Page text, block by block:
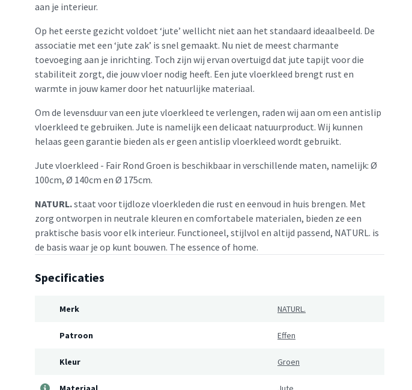
aan je interieur.
Op het eerste gezicht voldoet ‘jute’ wellicht niet aan het standaard ideaalbeeld. De
associatie met een ‘jute zak’ is snel gemaakt. Nu niet de meest charmante
toevoeging aan je inrichting. Toch zijn wij ervan overtuigd dat jute tapijt voor die
stabiliteit zorgt, die jouw vloer nodig heeft. Een jute vloerkleed brengt rust en
warmte in jouw kamer door het natuurlijke materiaal.
Om de levensduur van een jute vloerkleed te verlengen, raden wij aan om een antislip
vloerkleed te gebruiken. Jute is namelijk een delicaat natuurproduct. Wij kunnen
helaas geen garantie bieden als er geen antislip vloerkleed wordt gebruikt.
Jute vloerkleed - Fair Rond Groen is beschikbaar in verschillende maten, namelijk: Ø
100cm, Ø 140cm en Ø 175cm.
NATURL.staat voor tijdloze vloerkleden die rust en eenvoud in huis brengen. Met
zorg ontworpen in neutrale kleuren en comfortabele materialen, bieden ze een
praktische basis voor elk interieur. Functioneel, stijlvol en altijd passend, NATURL. is
de basis waar je op kunt bouwen. The essence of home.
Specificaties
Merk NATURL.
Patroon Effen
Kleur Groen